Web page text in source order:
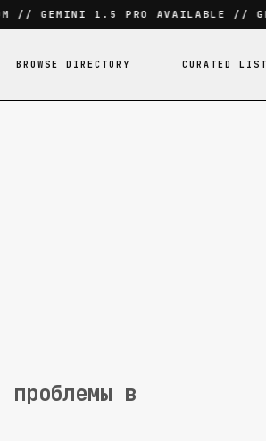
GEMINI 1.5 PRO AVAILABLE //
BROWSE DIRECTORY CURATED
проблемы в